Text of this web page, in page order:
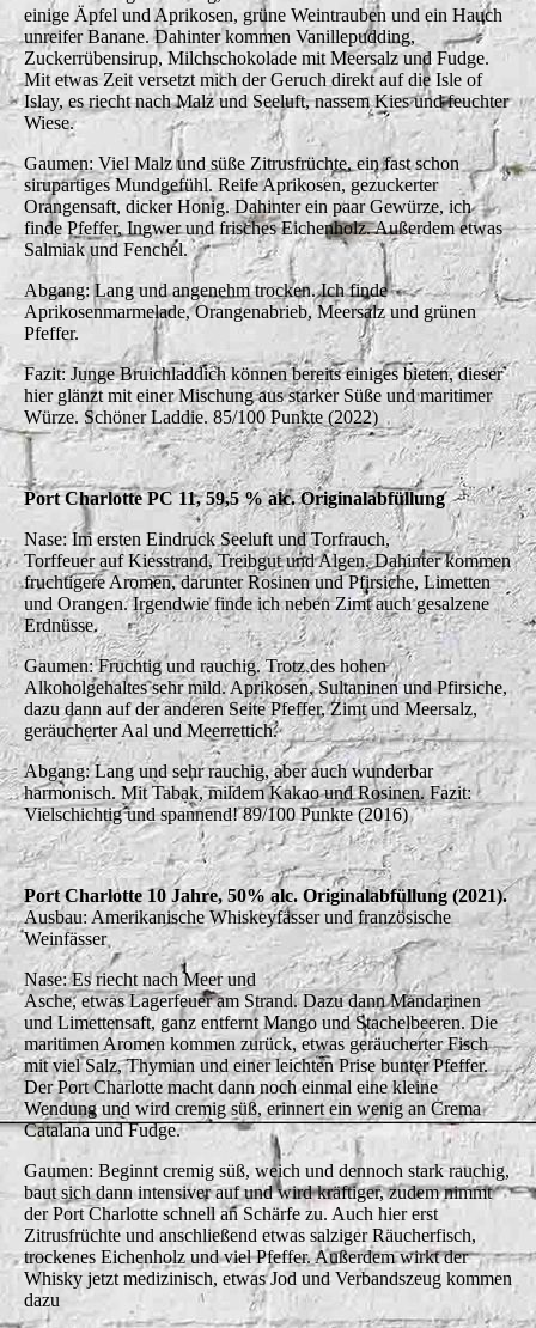
einige Äpfel und Aprikosen, grüne Weintrauben und ein Hauch
unreifer Banane. Dahinter kommen Vanillepudding,
Zuckerrübensirup, Milchschokolade mit Meersalz und Fudge.
Mit etwas Zeit versetzt mich der Geruch direkt auf die Isle of
Islay, es riecht nach Malz und Seeluft, nassem Kies und feuchter
Wiese.
Gaumen: Viel Malz und süße Zitrusfrüchte, ein fast schon
sirupartiges Mundgefühl. Reife Aprikosen, gezuckerter
Orangensaft, dicker Honig. Dahinter ein paar Gewürze, ich
finde Pfeffer, Ingwer und frisches Eichenholz. Außerdem etwas
Salmiak und Fenchel.
Abgang: Lang und angenehm trocken. Ich finde
Aprikosenmarmelade, Orangenabrieb, Meersalz und grünen
Pfeffer.
Fazit: Junge Bruichladdich können bereits einiges bieten, dieser
hier glänzt mit einer Mischung aus starker Süße und maritimer
Würze. Schöner Laddie. 85/100 Punkte (2022)
Port Charlotte PC 11, 59,5 % alc. Originalabfüllung
Nase: Im ersten Eindruck Seeluft und Torfrauch,
Torffeuer auf Kiesstrand, Treibgut und Algen. Dahinter kommen
fruchtigere Aromen, darunter Rosinen und Pfirsiche, Limetten
und Orangen. Irgendwie finde ich neben Zimt auch gesalzene
Erdnüsse.
Gaumen: Fruchtig und rauchig. Trotz des hohen
Alkoholgehaltes sehr mild. Aprikosen, Sultaninen und Pfirsiche,
dazu dann auf der anderen Seite Pfeffer, Zimt und Meersalz,
geräucherter Aal und Meerrettich.
Abgang: Lang und sehr rauchig, aber auch wunderbar
harmonisch. Mit Tabak, mildem Kakao und Rosinen. Fazit:
Vielschichtig und spannend! 89/100 Punkte (2016)
Port Charlotte 10 Jahre, 50% alc. Originalabfüllung (2021).
Ausbau: Amerikanische Whiskeyfässer und französische
Weinfässer
Nase: Es riecht nach Meer und
Asche, etwas Lagerfeuer am Strand. Dazu dann Mandarinen
und Limettensaft, ganz entfernt Mango und Stachelbeeren. Die
maritimen Aromen kommen zurück, etwas geräucherter Fisch
mit viel Salz, Thymian und einer leichten Prise bunter Pfeffer.
Der Port Charlotte macht dann noch einmal eine kleine
Wendung und wird cremig süß, erinnert ein wenig an Crema
Catalana und Fudge.
Gaumen: Beginnt cremig süß, weich und dennoch stark rauchig,
baut sich dann intensiver auf und wird kräftiger, zudem nimmt
der Port Charlotte schnell an Schärfe zu. Auch hier erst
Zitrusfrüchte und anschließend etwas salziger Räucherfisch,
trockenes Eichenholz und viel Pfeffer. Außerdem wirkt der
Whisky jetzt medizinisch, etwas Jod und Verbandszeug kommen
dazu